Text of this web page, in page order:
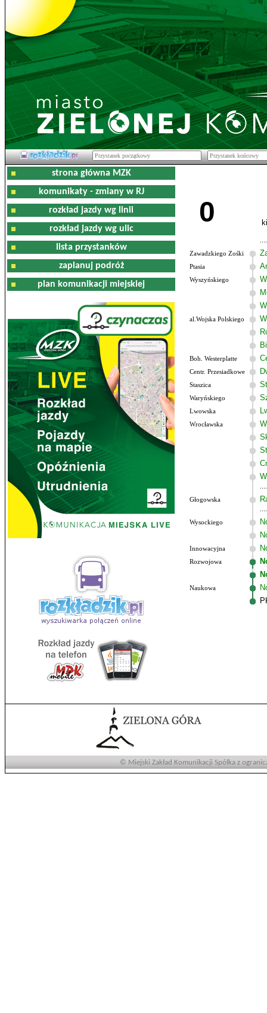
strona główna MZK
komunikaty - zmiany w RJ
rozkład jazdy wg linii
rozkład jazdy wg ulic
lista przystanków
zaplanuj podróż
plan komunikacji miejskiej
0
Zawadzkiego Zośki
Ptasia
Wyszyńskiego
al.Wojska Polskiego
Boh. Westerplatte
Centr. Przesiadkowe
Staszica
Waryńskiego
Lwowska
Wrocławska
Głogowska
Wysockiego
Innowacyjna
Rozwojowa
Naukowa
© Miejski Zakład Komunikacji Spółka z